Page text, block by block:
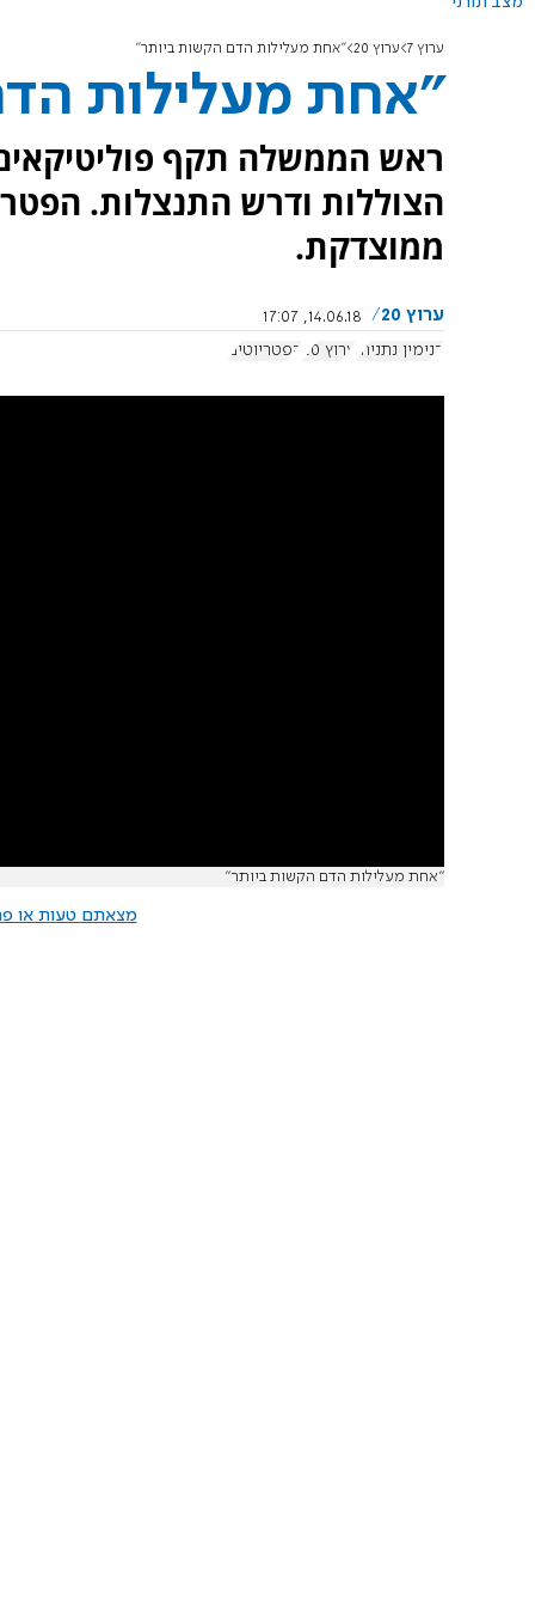
ערוץ 7 ערוץ 20 "אחת מעלילות הדם הקשות ביותר"
"אחת מעלילות
ראש הממשלה תקף
הצוללות ודרש התנצלות.
ממוצדקת.
ערוץ 20
14.06.18, 17:07
בנימין נתניהו
ערוץ 20 הפטריוטים
"אחת מעלילות הדם הקשות ביותר"
מצאתם טעות או